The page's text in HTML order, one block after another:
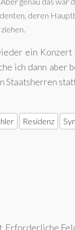
deren
ein Konzert
ich dann aber
Staatsherren
Residenz
Erforderliche